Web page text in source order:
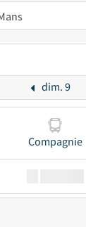
dim. 9
Compagnie